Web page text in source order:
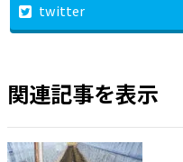
twitter
関連記事を表示